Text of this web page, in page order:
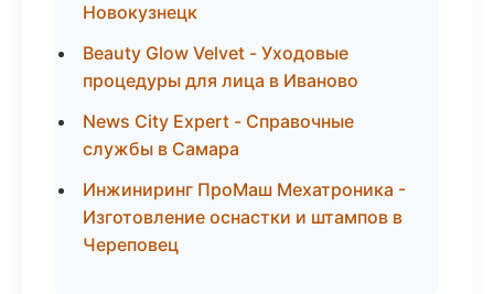
Новокузнецк
Beauty Glow Velvet - Уходовые
процедуры для лица в Иваново
News City Expert - Справочные
службы в Самара
Инжиниринг ПроМаш Мехатроника -
Изготовление оснастки и штампов в
Череповец